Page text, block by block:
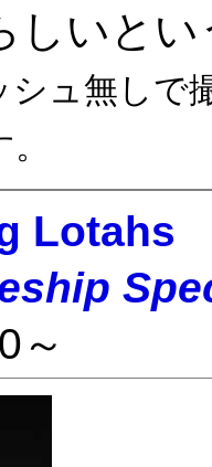
しいと
シュ無しで
Lotahs
～